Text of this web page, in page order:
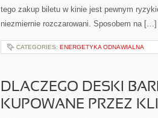
tego zakup biletu w kinie jest pewnym
niezmiernie rozczarowani. Sposobem na […]
CATEGORIES: ENERGETYKA ODNAWIALNA
DLACZEGO DESKI
KUPOWANE PRZEZ